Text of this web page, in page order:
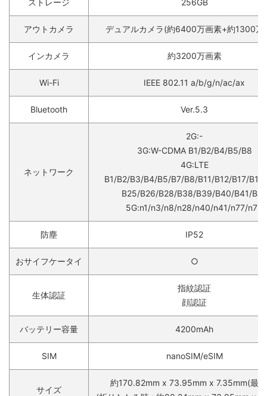
ストレージ 256GB
アウトカメラ デュアルカメラ(約6400万画素+約1300万
インカメラ 約3200万画素
Wi-Fi IEEE 802.11 a/b/g/n/ac/ax
Bluetooth Ver.5.3
ネットワーク
2G:-
3G:W-CDMA B1/B2/B4/B5/B8
4G:LTE
B1/B2/B3/B4/B5/B7/B8/B11/B12/B17/
B25/B26/B28/B38/B39/B40/B41/B42
5G:n1/n3/n8/n28/n40/n41/n77/n78
防塵 IP52
おサイフケータイ ○
生体認証
指紋認証
顔認証
バッテリー容量 4200mAh
SIM nanoSIM/eSIM
サイズ
約170.82mm x 73.95mm x 7.35mm(最